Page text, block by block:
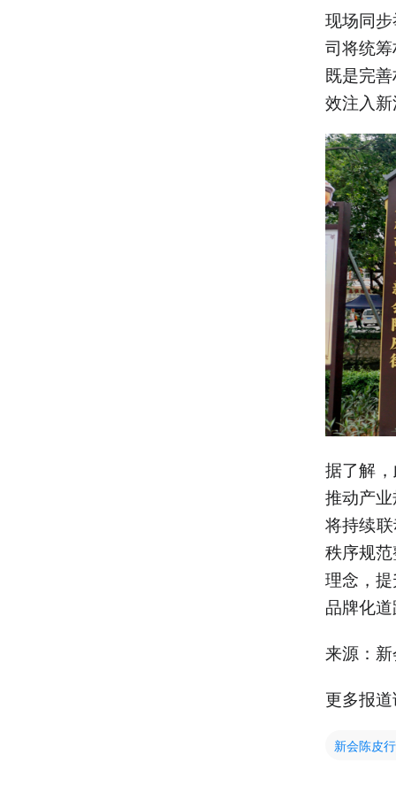
现场同
司将统
既是完
效注入
据了解
推动产
将持续
秩序规
理念，
品牌化
来源：
更多报
新会陈皮